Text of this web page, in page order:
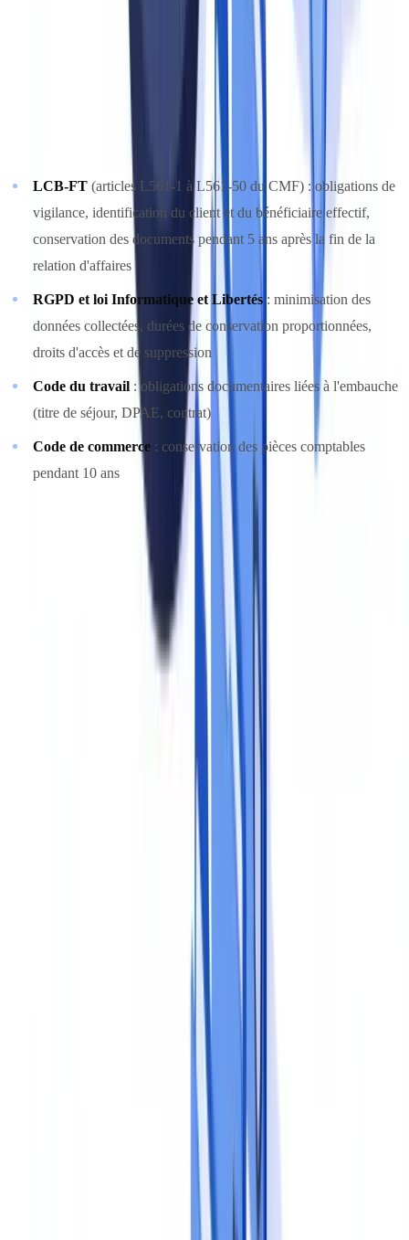
rattacher aux obligations réglementaires correspondantes.
Identifier les textes applicables
En France, les principales sources d'obligations documentaires sont :
LCB-FT (articles L561-1 à L561-50 du CMF) : obligations de
vigilance, identification du client et du bénéficiaire effectif,
conservation des documents pendant 5 ans après la fin de la
relation d'affaires
RGPD et loi Informatique et Libertés : minimisation des
données collectées, durées de conservation proportionnées,
droits d'accès et de suppression
Code du travail : obligations documentaires liées à l'embauche
(titre de séjour, DPAE, contrat)
Code de commerce : conservation des pièces comptables
pendant 10 ans
Pour un cadre détaillé des exigences anti-blanchiment, consultez
. Les aspects RGPD spécifiques à la gestion
documentaire sont traités dans notre
guide RGPD
Dresser la cartographie documentaire
Pour chaque processus métier, listez les documents collectés, leur
Cette cartographie constitue le socle du programme. Elle doit être
formalisée dans un registre consultable par l'ensemble des parties
Prêt à automatiser vos vérifications ?
Etape 2 : définir les politiques et les procédures
Une fois la cartographie établie, il faut traduire les obligations en
La politique documentaire est le document de référence qui fixe les